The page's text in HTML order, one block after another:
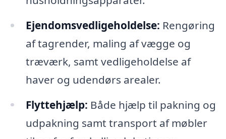
Ejendomsvedligeholdelse: Rengøring
af tagrender, maling af vægge og
træværk, samt vedligeholdelse af
haver og udendørs arealer.
Flyttehjælp: Både hjælp til pakning og
udpakning samt transport af møbler